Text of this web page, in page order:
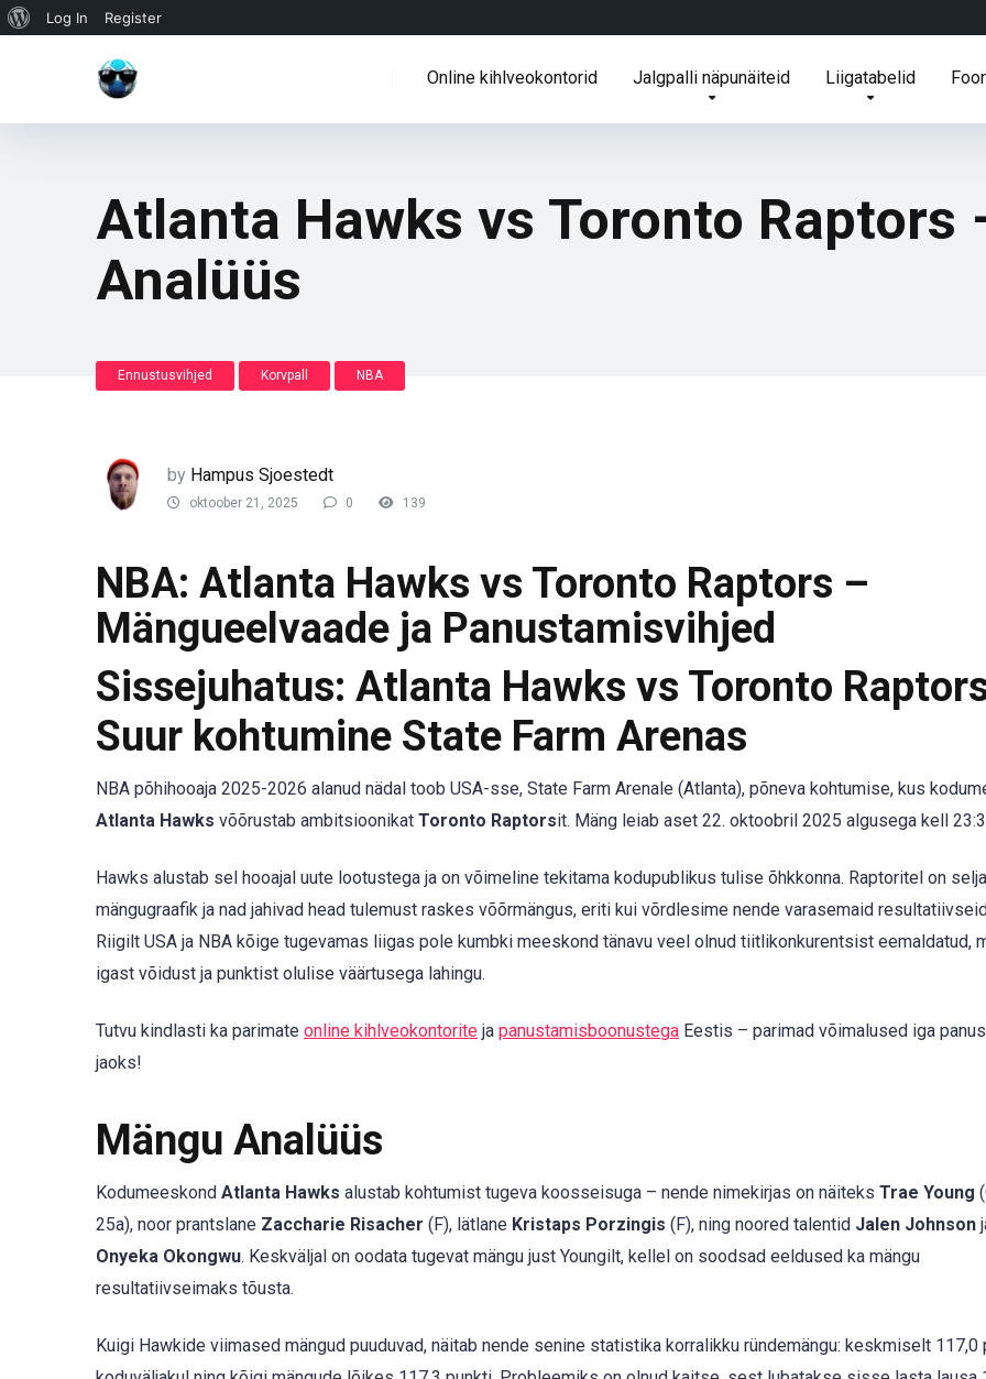
WordPressi
Log In Register
Online kihlveokontorid Jalgpalli näpunäiteid Liigatabelid
Atlanta Hawks vs Toronto Raptors
Analüüs
Ennustusvihjed Korvpall NBA
by Hampus Sjoestedt
oktoober 21, 2025 0 139
NBA: Atlanta Hawks vs Toronto Raptors –
Mängueelvaade ja Panustamisvihjed
Sissejuhatus: Atlanta Hawks vs Toronto
Suur kohtumine State Farm Arenas
NBA põhihooaja 2025-2026 alanud nädal toob USA-sse, State Farm Arenale (Atlanta), põneva kohtumise, kus
Atlanta Hawks võõrustab ambitsioonikat Toronto Raptorsit. Mäng leiab aset 22. oktoobril 2025 algusega kell
Hawks alustab sel hooajal uute lootustega ja on võimeline tekitama kodupublikus tulise õhkkonna. Raptoritel on
mängugraafik ja nad jahivad head tulemust raskes võõrmängus, eriti kui võrdlesime nende varasemaid
Riigilt USA ja NBA kõige tugevamas liigas pole kumbki meeskond tänavu veel olnud tiitlikonkurentsist eemaldatud,
igast võidust ja punktist olulise väärtusega lahingu.
Tutvu kindlasti ka parimate online kihlveokontorite ja panustamisboonustega Eestis – parimad võimalused iga
jaoks!
Mängu Analüüs
Kodumeeskond Atlanta Hawks alustab kohtumist tugeva koosseisuga – nende nimekirjas on näiteks Trae Young
25a), noor prantslane Zaccharie Risacher (F), lätlane Kristaps Porzingis (F), ning noored talentid Jalen Johnson
Onyeka Okongwu. Keskväljal on oodata tugevat mängu just Youngilt, kellel on soodsad eeldused ka mängu
resultatiivseimaks tõusta.
Kuigi Hawkide viimased mängud puuduvad, näitab nende senine statistika korralikku ründemängu: keskmiselt 117,0